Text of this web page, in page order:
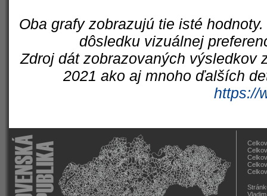
Oba grafy zobrazujú tie isté
dôsledku vizuálnej
Zdroj dát zobrazovaných výsledkov
2021 ako aj mnoho ďalších
https://